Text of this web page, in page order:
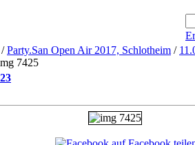
/Party.San Open Air 2017, Schlotheim /
7425